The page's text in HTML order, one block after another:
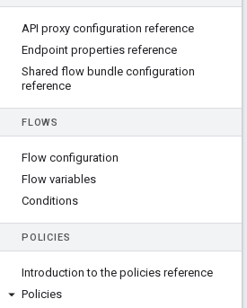
API proxy configuration reference
Endpoint properties reference
Shared flow bundle configuration
reference
FLOWS
Flow configuration
Flow variables
Conditions
POLICIES
Introduction to the policies reference
Policies